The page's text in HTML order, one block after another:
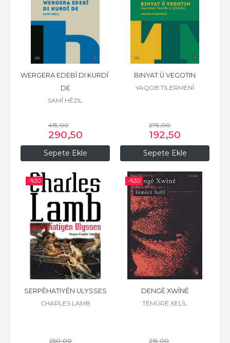
Sepete Ekle
WERGERA EDEBÎ DI KURDÎ
DE
SAMÎ HÊZIL
415,00
290,50
Sepete Ekle
BINYAT Û VEGOTIN
YAQOB TILERMENÎ
275,00
192,50
-%30
SERPÊHATIYÊN ULYSSES
CHARLES LAMB
250,00
-%30
DENGÊ XWÎNÊ
TÊMÛRÊ XELÎL
215,00